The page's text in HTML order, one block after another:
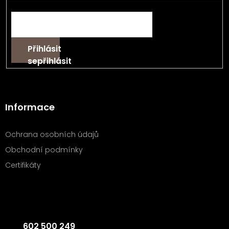
Přihlásit
se
Informace
Ochrana osobních údajů
Obchodní podmínky
Certifikáty
602 500 249